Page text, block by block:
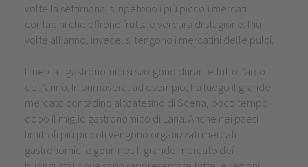
volte la settimana, si ripetono i più piccoli mercati
contadini che offrono frutta e verdura di stagione. Più
volte all’anno, invece, si tengono i mercatini delle pulci.
I mercati gastronomici si svolgono durante tutto l’arco
dell’anno. In primavera, ad esempio, ha luogo il grande
mercato contadino altoatesino di Scena, poco tempo
dopo il miglio gastronomico di Lana. Anche nei paesi
limitrofi più piccoli vengono organizzati mercati
gastronomici e gourmet. Il grande mercato dei